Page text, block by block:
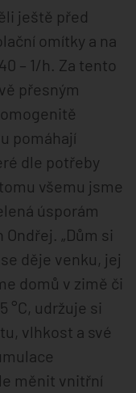
ještě před
omítky a na
– 1/h. Za tento
přesným
pomáhají
dle potřeby
všemu jsme
úsporám
„Dům si
děje venku, jej
domů v zimě či
°C, udržuje si
vlhkost a své
měnit vnitřní